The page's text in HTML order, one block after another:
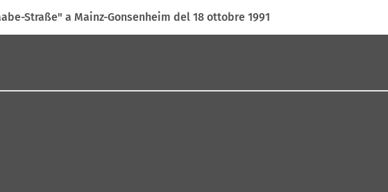
Straße" a Mainz-Gonsenheim del 18 ottobre 1991